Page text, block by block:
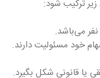
ترکیب شود:
می‌باشد.
خود مسئولیت دارند.